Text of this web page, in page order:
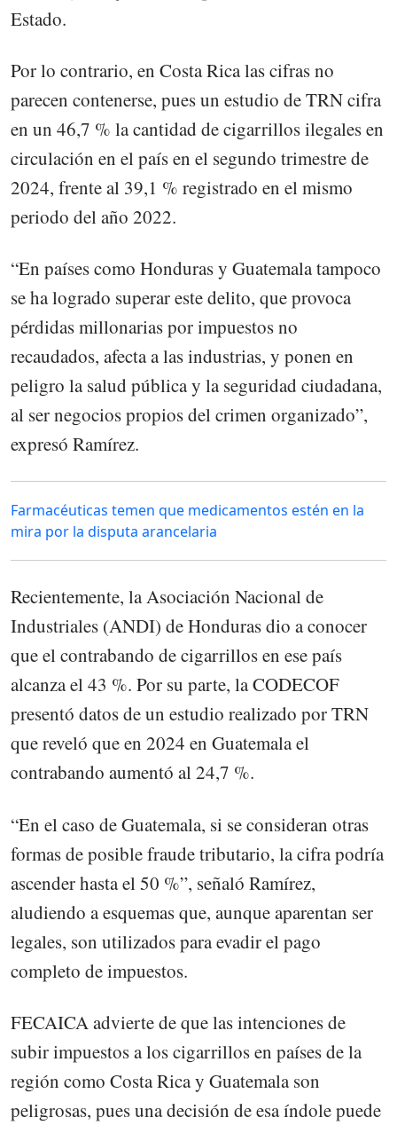
Estado.
Por lo contrario, en Costa Rica las cifras no
parecen contenerse, pues un estudio de TRN cifra
en un 46,7 % la cantidad de cigarrillos ilegales en
circulación en el país en el segundo trimestre de
2024, frente al 39,1 % registrado en el mismo
periodo del año 2022.
“En países como Honduras y Guatemala tampoco
se ha logrado superar este delito, que provoca
pérdidas millonarias por impuestos no
recaudados, afecta a las industrias, y ponen en
peligro la salud pública y la seguridad ciudadana,
al ser negocios propios del crimen organizado”,
expresó Ramírez.
Farmacéuticas temen que medicamentos estén en la
mira por la disputa arancelaria
Recientemente, la Asociación Nacional de
Industriales (ANDI) de Honduras dio a conocer
que el contrabando de cigarrillos en ese país
alcanza el 43 %. Por su parte, la CODECOF
presentó datos de un estudio realizado por TRN
que reveló que en 2024 en Guatemala el
contrabando aumentó al 24,7 %.
“En el caso de Guatemala, si se consideran otras
formas de posible fraude tributario, la cifra podría
ascender hasta el 50 %”, señaló Ramírez,
aludiendo a esquemas que, aunque aparentan ser
legales, son utilizados para evadir el pago
completo de impuestos.
FECAICA advierte de que las intenciones de
subir impuestos a los cigarrillos en países de la
región como Costa Rica y Guatemala son
peligrosas, pues una decisión de esa índole puede